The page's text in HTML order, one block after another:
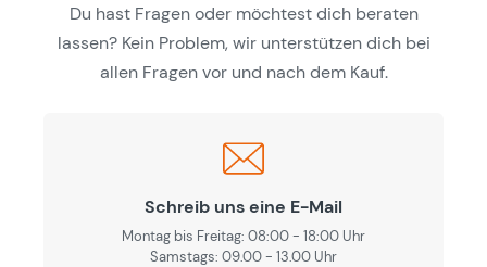
Du hast Fragen oder möchtest dich beraten
lassen? Kein Problem, wir unterstützen dich bei
allen Fragen vor und nach dem Kauf.
Schreib uns eine E-Mail
Montag bis Freitag: 08:00 - 18:00 Uhr
Samstags: 09.00 - 13.00 Uhr